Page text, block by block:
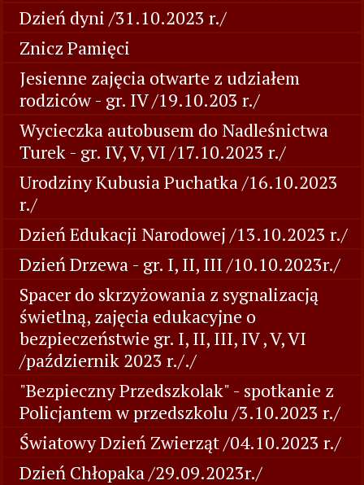
Dzień dyni /31.10.2023 r./
Znicz Pamięci
Jesienne zajęcia otwarte z udziałem
rodziców - gr. IV /19.10.203 r./
Wycieczka autobusem do Nadleśnictwa
Turek - gr. IV, V, VI /17.10.2023 r./
Urodziny Kubusia Puchatka /16.10.2023
r./
Dzień Edukacji Narodowej /13.10.2023 r./
Dzień Drzewa - gr. I, II, III /10.10.2023r./
Spacer do skrzyżowania z sygnalizacją
świetlną, zajęcia edukacyjne o
bezpieczeństwie gr. I, II, III, IV , V, VI
/październik 2023 r././
"Bezpieczny Przedszkolak" - spotkanie z
Policjantem w przedszkolu /3.10.2023 r./
Światowy Dzień Zwierząt /04.10.2023 r./
Dzień Chłopaka /29.09.2023r./